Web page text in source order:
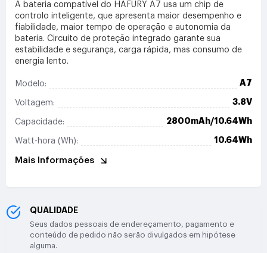
A bateria compatível do HAFURY A7 usa um chip de
controlo inteligente, que apresenta maior desempenho e
fiabilidade, maior tempo de operação e autonomia da
bateria. Circuito de proteção integrado garante sua
estabilidade e segurança, carga rápida, mas consumo de
energia lento.
Modelo: A7
Voltagem: 3.8V
Capacidade: 2800mAh/10.64Wh
Watt-hora (Wh): 10.64Wh
Mais Informações
QUALIDADE
Seus dados pessoais de endereçamento, pagamento e
conteúdo de pedido não serão divulgados em hipótese
alguma.